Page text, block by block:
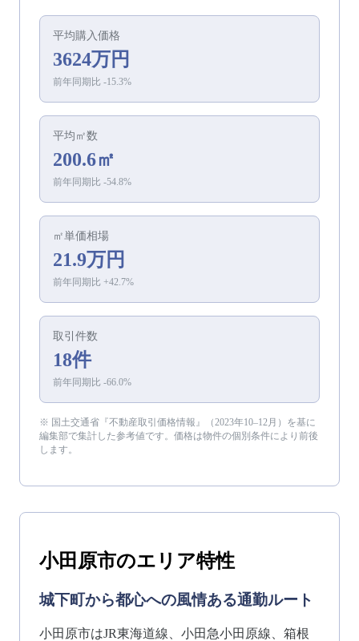
平均購入価格
3624万円
前年同期比 -15.3%
平均㎡数
200.6㎡
前年同期比 -54.8%
㎡単価相場
21.9万円
前年同期比 +42.7%
取引件数
18件
前年同期比 -66.0%
※ 国土交通省『不動産取引価格情報』（2023年10–12月 ）を基に
編集部で集計した参考値です。価格は物件の個別条件により前後
します。
小田原市のエリア特性
城下町から都心への風情ある通勤ルート
小田原市はJR東海道線、小田急小田原線、箱根